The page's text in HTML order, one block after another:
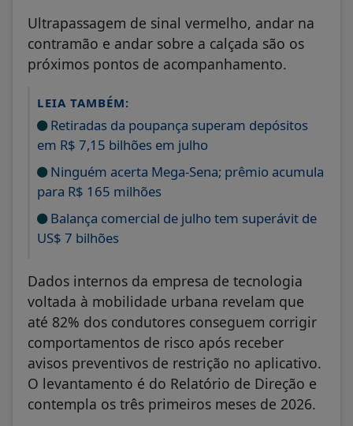
Ultrapassagem de sinal vermelho, andar na
contramão e andar sobre a calçada são os
próximos pontos de acompanhamento.
LEIA TAMBÉM:
Retiradas da poupança superam depósitos
em R$ 7,15 bilhões em julho
Ninguém acerta Mega-Sena; prêmio acumula
para R$ 165 milhões
Balança comercial de julho tem superávit de
US$ 7 bilhões
Dados internos da empresa de tecnologia
voltada à mobilidade urbana revelam que
até 82% dos condutores conseguem corrigir
comportamentos de risco após receber
avisos preventivos de restrição no aplicativo.
O levantamento é do Relatório de Direção e
contempla os três primeiros meses de 2026.